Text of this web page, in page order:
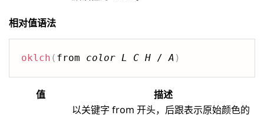
相对值语法
oklch ( from color L C H / A )
值
描述
以关键字 from 开头，后跟表示原始颜色的